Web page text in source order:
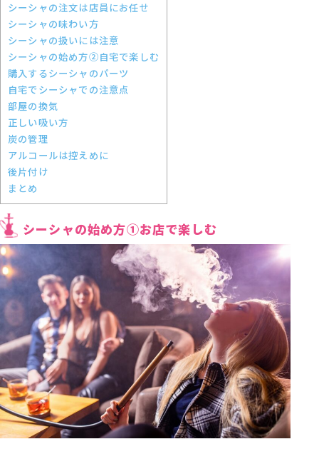
シーシャの注文は店員にお任せ
‍シーシャの味わい方
シーシャの扱いには注意
シーシャの始め方②自宅で楽しむ
購入するシーシャのパーツ
自宅でシーシャでの注意点
部屋の換気
正しい吸い方
炭の管理
アルコールは控えめに
後片付け
まとめ
シーシャの始め方①お店で楽しむ